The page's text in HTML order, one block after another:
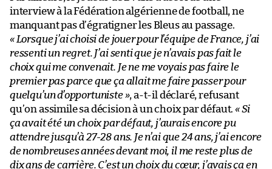
interview à la Fédération algérienne de football, ne
manquant pas d’égratigner les Bleus au passage.
« Lorsque j’ai choisi de jouer pour l’équipe de France, j’ai
ressenti un regret. J’ai senti que je n’avais pas fait le
choix qui me convenait. Je ne me voyais pas faire le
premier pas parce que ça allait me faire passer pour
quelqu’un d’opportuniste », a-t-il déclaré, refusant
qu’on assimile sa décision à un choix par défaut.« Si
ça avait été un choix par défaut, j’aurais encore pu
attendre jusqu’à 27-28 ans. Je n’ai que 24 ans, j’ai encore
de nombreuses années devant moi, il me reste plus de
dix ans de carrière. C’est un choix du cœur, j’avais ça en